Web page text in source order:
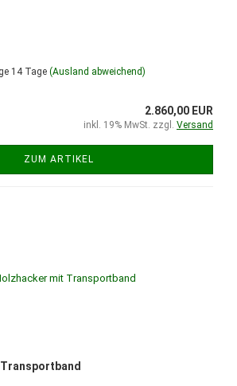
14 Tage (Ausland abweichend)
2.860,00 EUR
inkl. 19% MwSt. zzgl. Versand
ZUM ARTIKEL